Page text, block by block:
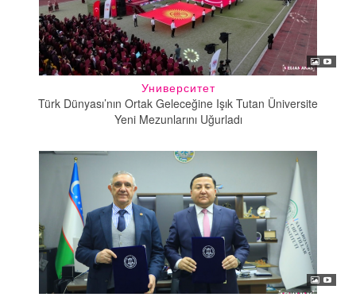
Университет
Türk Dünyası’nın Ortak Geleceğine Işık Tutan Üniversite
Yeni Mezunlarını Uğurladı